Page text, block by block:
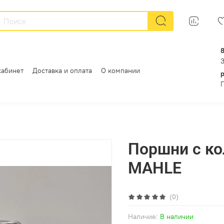
Доставка и оплата О компании
(0)
Наличие: В наличии
Поршни с
MAHLE